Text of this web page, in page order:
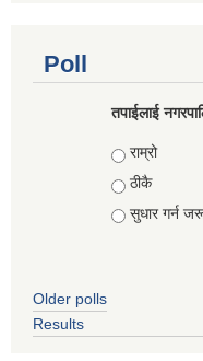
Poll
तपाईलाई
Choices
राम्रो
ठीकै
सुधार गर्न
Older polls
Results